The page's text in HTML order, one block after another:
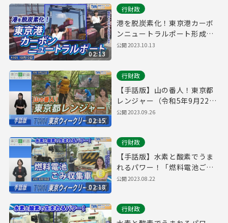
02:13
行財政
港を脱炭素化！東京港カーボ
ンニュートラルポート形成計
画（令和5年10月13日 東京ウ
公開2023.10.13
02:15
行財政
【手話版】山の番人！東京都
レンジャー（令和5年9月22日
東京ウィークリーニュース
公開2023.09.26
02:18
行財政
【手話版】水素と酸素でうま
れるパワー！「燃料電池ごみ
収集車」（令和5年8月18日 東
公開2023.08.22
行財政